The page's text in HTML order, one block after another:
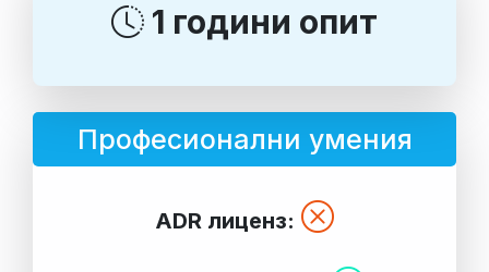
1 години опит
Професионални умения
ADR лиценз: